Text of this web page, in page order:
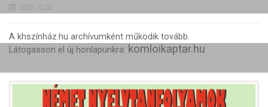
2023.12.12.
A khszínház.hu archívumként működik tovább.
Látogasson el új honlapunkra: komloikaptar.hu